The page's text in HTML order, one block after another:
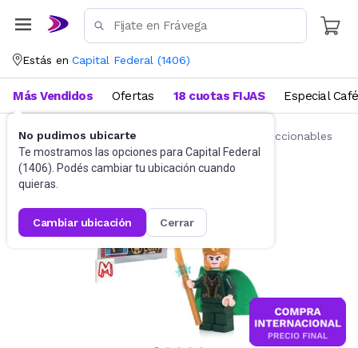
Estás en Capital Federal (1406)
No pudimos ubicarte
Te mostramos las opciones para Capital Federal
(1406). Podés cambiar tu ubicación cuando
quieras.
cambiar ubicación cerrar
Más Vendidos Ofertas 18 cuotas FIJAS Especial Café
Juguetes y Juegos Figuras de acción y coleccionables